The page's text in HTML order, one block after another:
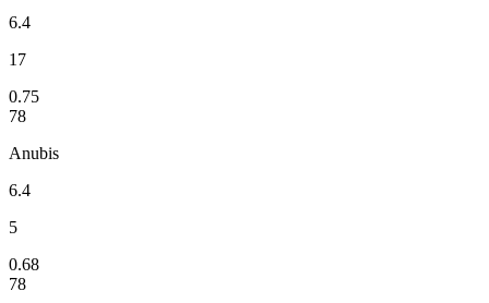
6.4
17
0.75
78
Anubis
6.4
5
0.68
78